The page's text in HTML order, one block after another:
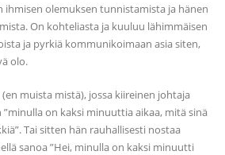
ihmisen olemuksen tunnistamista ja hänen
On kohteliasta ja kuuluu lähimmäisen
ja pyrkiä kommunikoimaan asia siten,
olo.
muista mistä), jossa kiireinen johtaja
on kaksi minuuttia aikaa, mitä sinä
Tai sitten hän rauhallisesti nostaa
sanoa ”Hei, minulla on kaksi minuutti